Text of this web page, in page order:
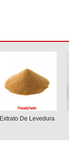
Extrato De Levedura